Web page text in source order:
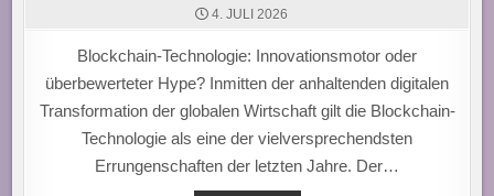
4. JULI 2026
Blockchain-Technologie: Innovationsmotor oder
überbewerteter Hype? Inmitten der anhaltenden digitalen
Transformation der globalen Wirtschaft gilt die Blockchain-
Technologie als eine der vielversprechendsten
Errungenschaften der letzten Jahre. Der…